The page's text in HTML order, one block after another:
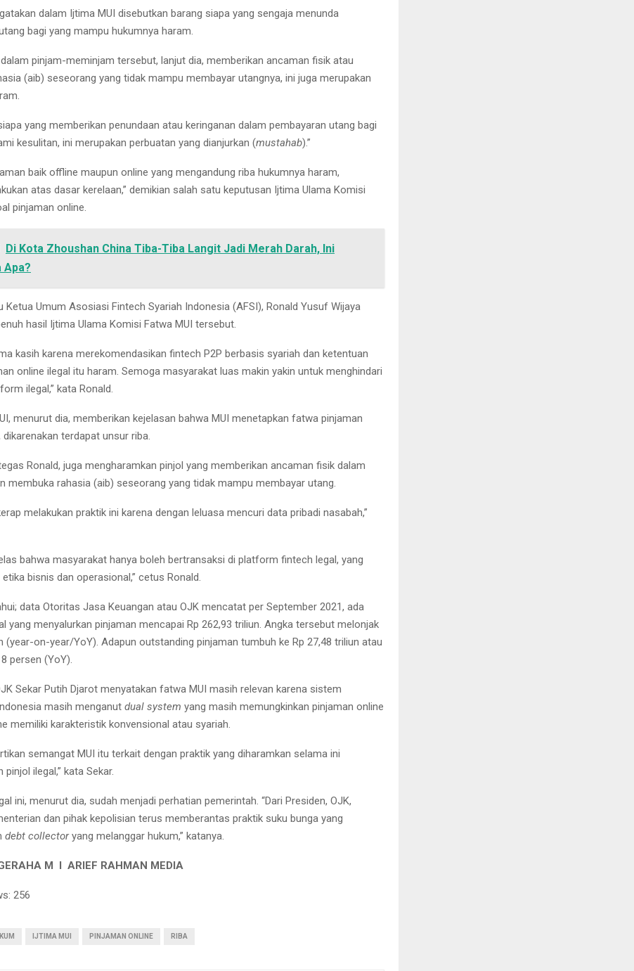
dalam Ijtima MUI disebutkan barang siapa yang sengaja menunda
bagi yang mampu hukumnya haram.
pinjam-meminjam tersebut, lanjut dia, memberikan ancaman fisik atau
(aib) seseorang yang tidak mampu membayar utangnya, ini juga merupakan
yang memberikan penundaan atau keringanan dalam pembayaran utang bagi
kesulitan, ini merupakan perbuatan yang dianjurkan (mustahab).”
baik offline maupun online yang mengandung riba hukumnya haram,
atas dasar kerelaan,” demikian salah satu keputusan Ijtima Ulama Komisi
pinjaman online.
Di Kota Zhoushan China Tiba-Tiba Langit Jadi Merah Darah, Ini
Apa?
Ketua Umum Asosiasi Fintech Syariah Indonesia (AFSI), Ronald Yusuf Wijaya
hasil Ijtima Ulama Komisi Fatwa MUI tersebut.
kasih karena merekomendasikan fintech P2P berbasis syariah dan ketentuan
online ilegal itu haram. Semoga masyarakat luas makin yakin untuk menghindari
ilegal,” kata Ronald.
menurut dia, memberikan kejelasan bahwa MUI menetapkan fatwa pinjaman
terdapat unsur riba.
Ronald, juga mengharamkan pinjol yang memberikan ancaman fisik dalam
membuka rahasia (aib) seseorang yang tidak mampu membayar utang.
melakukan praktik ini karena dengan leluasa mencuri data pribadi nasabah,”
bahwa masyarakat hanya boleh bertransaksi di platform fintech legal, yang
bisnis dan operasional,” cetus Ronald.
data Otoritas Jasa Keuangan atau OJK mencatat per September 2021, ada
yang menyalurkan pinjaman mencapai Rp 262,93 triliun. Angka tersebut melonjak
(year-on-year/YoY). Adapun outstanding pinjaman tumbuh ke Rp 27,48 triliun atau
persen (YoY).
Sekar Putih Djarot menyatakan fatwa MUI masih relevan karena sistem
masih menganut dual system yang masih memungkinkan pinjaman online
memiliki karakteristik konvensional atau syariah.
semangat MUI itu terkait dengan praktik yang diharamkan selama ini
pinjol ilegal,” kata Sekar.
ini, menurut dia, sudah menjadi perhatian pemerintah. “Dari Presiden, OJK,
dan pihak kepolisian terus memberantas praktik suku bunga yang
debt collectoryang melanggar hukum,” katanya.
M I ARIEF RAHMAN MEDIA
256
IJTIMA MUI PINJAMAN ONLINE RIBA